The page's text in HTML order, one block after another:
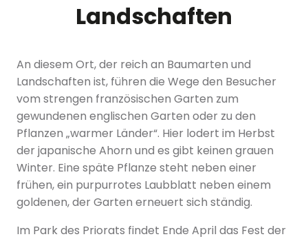
Landschaften
An diesem Ort, der reich an Baumarten und
Landschaften ist, führen die Wege den Besucher
vom strengen französischen Garten zum
gewundenen englischen Garten oder zu den
Pflanzen „warmer Länder“. Hier lodert im Herbst
der japanische Ahorn und es gibt keinen grauen
Winter. Eine späte Pflanze steht neben einer
frühen, ein purpurrotes Laubblatt neben einem
goldenen, der Garten erneuert sich ständig.
Im Park des Priorats findet Ende April das Fest der